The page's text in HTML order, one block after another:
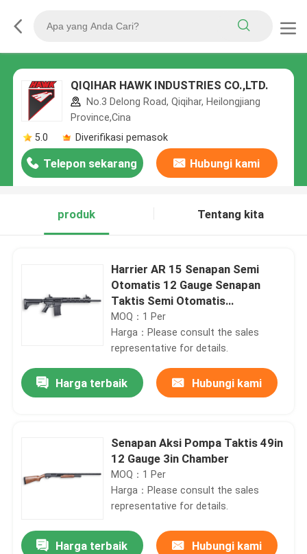
QIQIHAR HAWK INDUSTRIES CO.,LTD.
No.3 Delong Road, Qiqihar, Heilongjiang
Province,Cina
5.0
Diverifikasi pemasok
Telepon sekarang Hubungi kami
produk Tentang kita
Harrier AR 15 Senapan Semi
Otomatis 12 Gauge Senapan
Taktis Semi Otomatis
Pertahanan Rumah
MOQ：1 Per
Harga：Please consult the sales
representative for details.
Harga terbaik Hubungi kami
Senapan Aksi Pompa Taktis 49in
12 Gauge 3in Chamber
MOQ：1 Per
Harga：Please consult the sales
representative for details.
Harga terbaik Hubungi kami